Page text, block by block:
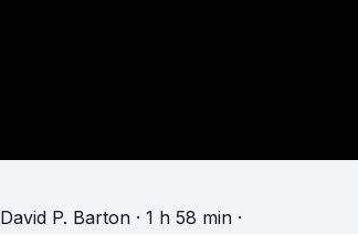
David P. Barton · 1 h 58 min ·